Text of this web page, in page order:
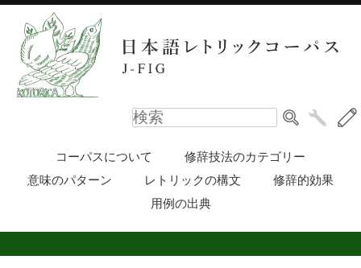
コーパスについて
修辞技法のカテゴリー
意味のパターン
レトリックの構文
修辞的効果
用例の出典